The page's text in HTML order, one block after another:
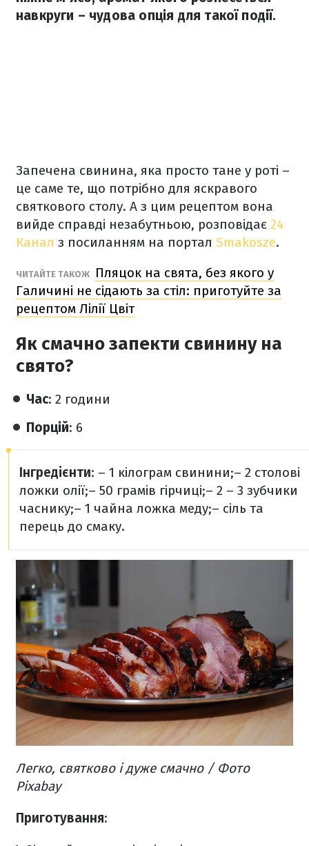
навкруги – чудова опція для такої події.
Запечена свинина, яка просто тане у роті –
це саме те, що потрібно для яскравого
святкового столу. А з цим рецептом вона
вийде справді незабутньою, розповідає 24
Канал з посиланням на портал Smakosze.
ЧИТАЙТЕ ТАКОЖ
Пляцок на свята, без якого у
Галичині не сідають за стіл: приготуйте за
рецептом Лілії Цвіт
Як смачно запекти свинину на
свято?
Час: 2 години
Порцій: 6
Інгредієнти: – 1 кілограм свинини;– 2 столові
ложки олії;– 50 грамів гірчиці;– 2 – 3 зубчики
часнику;– 1 чайна ложка меду;– сіль та
перець до смаку.
Легко, святково і дуже смачно / Фото
Pixabay
Приготування: